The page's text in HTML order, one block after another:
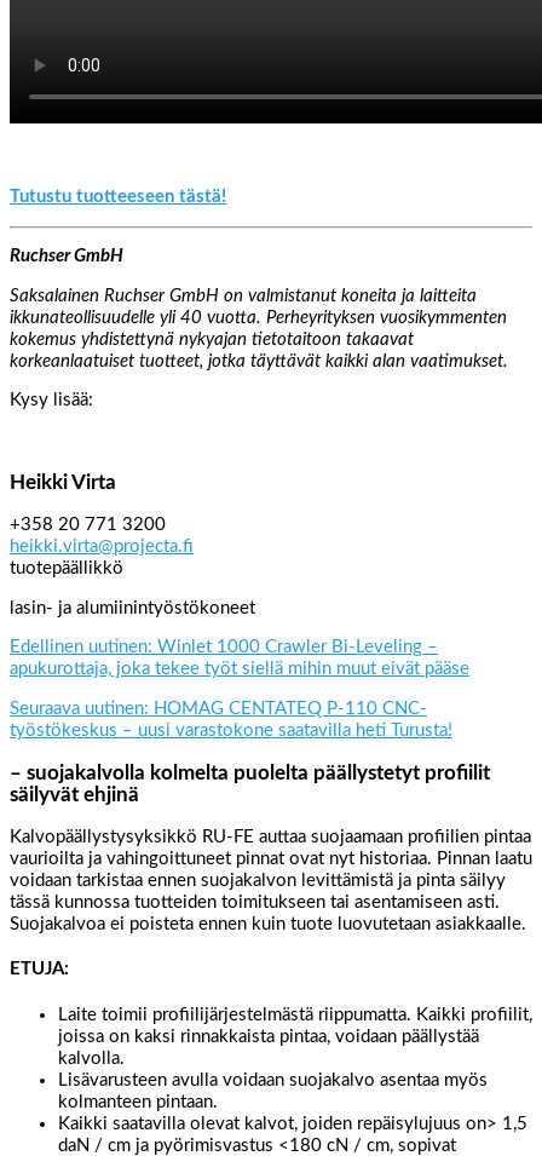
Tutustu tuotteeseen tästä!
Ruchser GmbH
Saksalainen Ruchser GmbH on valmistanut koneita ja laitteita
ikkunateollisuudelle yli 40 vuotta. Perheyrityksen vuosikymmenten
kokemus yhdistettynä nykyajan tietotaitoon takaavat
korkeanlaatuiset tuotteet, jotka täyttävät kaikki alan vaatimukset.
Kysy lisää:
Heikki Virta
+358 20 771 3200
heikki.virta@projecta.fi
tuotepäällikkö
lasin- ja alumiinintyöstökoneet
Edellinen uutinen: Winlet 1000 Crawler Bi-Leveling –
apukurottaja, joka tekee työt siellä mihin muut eivät pääse
Seuraava uutinen: HOMAG CENTATEQ P-110 CNC-
työstökeskus – uusi varastokone saatavilla heti Turusta!
– suojakalvolla kolmelta puolelta päällystetyt profiilit
säilyvät ehjinä
Kalvopäällystysyksikkö RU-FE auttaa suojaamaan profiilien pintaa
vaurioilta ja vahingoittuneet pinnat ovat nyt historiaa. Pinnan laatu
voidaan tarkistaa ennen suojakalvon levittämistä ja pinta säilyy
tässä kunnossa tuotteiden toimitukseen tai asentamiseen asti.
Suojakalvoa ei poisteta ennen kuin tuote luovutetaan asiakkaalle.
ETUJA:
Laite toimii profiilijärjestelmästä riippumatta. Kaikki profiilit,
joissa on kaksi rinnakkaista pintaa, voidaan päällystää
kalvolla.
Lisävarusteen avulla voidaan suojakalvo asentaa myös
kolmanteen pintaan.
Kaikki saatavilla olevat kalvot, joiden repäisylujuus on> 1,5
daN / cm ja pyörimisvastus <180 cN / cm, sopivat